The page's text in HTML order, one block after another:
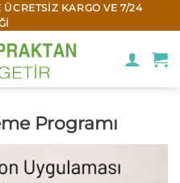
KARGO VE 7/24
Programı